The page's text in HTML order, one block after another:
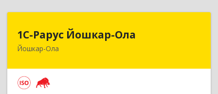
1С-Рарус Йошкар-Ола
Йошкар-Ола
424004, Марий Эл Респ, Йошкар-Ола г, Волкова